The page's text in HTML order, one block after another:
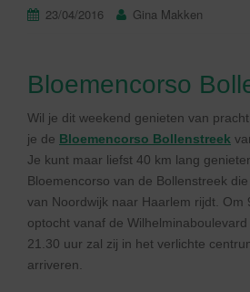
23/04/2016 Gina Makken
Bloemencorso
Wil je dit weekend genieten van
je de Bloemencorso Bollenstreek
Je kunt maar liefst 40 km lang
Bloemencorso van de Bollenstreek
van Noordwijk naar Haarlem rijdt. Om
optocht vanaf de
21.30 uur zal zij in het verlichte
arriveren.